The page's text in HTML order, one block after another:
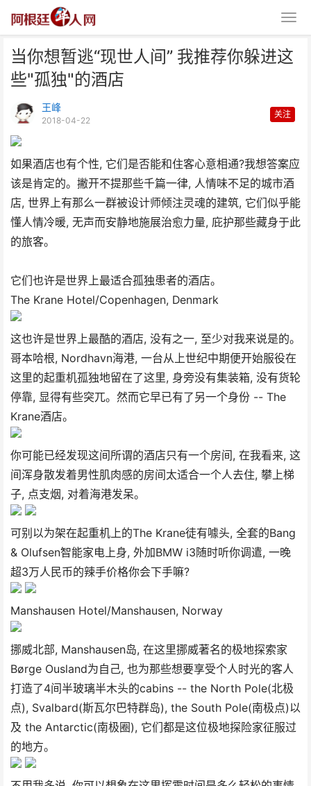
当你想暂逃“现世人间” 我推荐你躲进这
些"孤独"的酒店
王峰
2018-04-22
关注
如果酒店也有个性, 它们是否能和住客心意相通?我想答案应
该是肯定的。撇开不提那些千篇一律, 人情味不足的城市酒
店, 世界上有那么一群被设计师倾注灵魂的建筑, 它们似乎能
懂人情冷暖, 无声而安静地施展治愈力量, 庇护那些藏身于此
的旅客。
它们也许是世界上最适合孤独患者的酒店。
The Krane Hotel/Copenhagen, Denmark
这也许是世界上最酷的酒店, 没有之一, 至少对我来说是的。
哥本哈根, Nordhavn海港, 一台从上世纪中期便开始服役在
这里的起重机孤独地留在了这里, 身旁没有集装箱, 没有货轮
停靠, 显得有些突兀。然而它早已有了另一个身份 -- The
Krane酒店。
你可能已经发现这间所谓的酒店只有一个房间, 在我看来, 这
间浑身散发着男性肌肉感的房间太适合一个人去住, 攀上梯
子, 点支烟, 对着海港发呆。
可别以为架在起重机上的The Krane徒有噱头, 全套的Bang
& Olufsen智能家电上身, 外加BMW i3随时听你调遣, 一晚
超3万人民币的辣手价格你会下手嘛?
Manshausen Hotel/Manshausen, Norway
挪威北部, Manshausen岛, 在这里挪威著名的极地探索家
Børge Ousland为自己, 也为那些想要享受个人时光的客人
打造了4间半玻璃半木头的cabins -- the North Pole(北极
点), Svalbard(斯瓦尔巴特群岛), the South Pole(南极点)以
及 the Antarctic(南极圈), 它们都是这位极地探险家征服过
的地方。
当你想暂逃“现世人间” 我推荐你
躲进这些"